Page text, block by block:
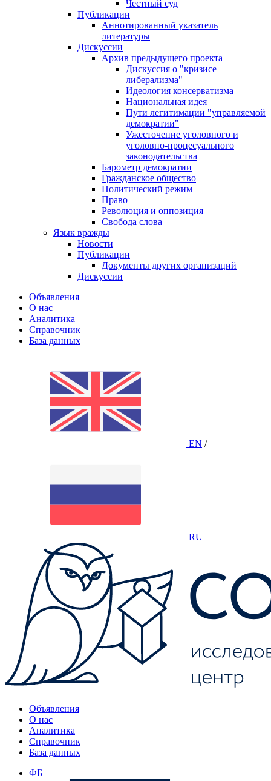
Честный суд
Публикации
Аннотированный указатель
литературы
Дискуссии
Архив предыдущего проекта
Дискуссия о "кризисе
либерализма"
Идеология консерватизма
Национальная идея
Пути легитимации "управляемой
демократии"
Ужесточение уголовного и
уголовно-процесуального
законодательства
Барометр демократии
Гражданское общество
Политический режим
Право
Революция и оппозиция
Свобода слова
Язык вражды
Новости
Публикации
Документы других организаций
Дискуссии
Объявления
О нас
Аналитика
Справочник
База данных
EN /
RU
Объявления
О нас
Аналитика
Справочник
База данных
ФБ